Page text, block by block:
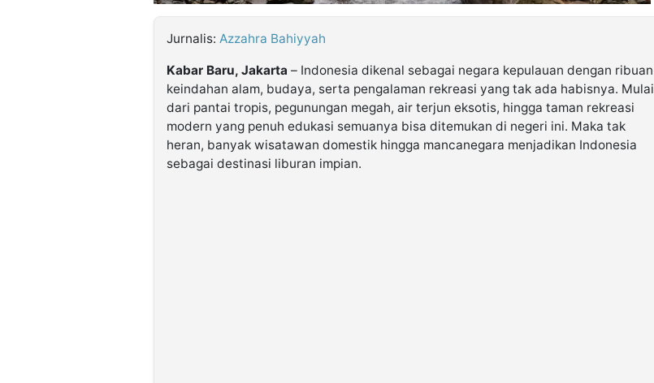
Jurnalis: Azzahra Bahiyyah
Kabar Baru, Jakarta – Indonesia dikenal sebagai negara kepulauan dengan ribuan
keindahan alam, budaya, serta pengalaman rekreasi yang tak ada habisnya. Mulai
dari pantai tropis, pegunungan megah, air terjun eksotis, hingga taman rekreasi
modern yang penuh edukasi semuanya bisa ditemukan di negeri ini. Maka tak
heran, banyak wisatawan domestik hingga mancanegara menjadikan Indonesia
sebagai destinasi liburan impian.